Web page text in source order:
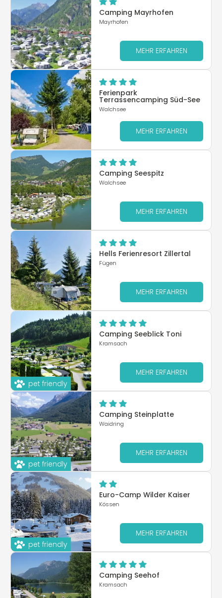
Camping Mayrhofen
Mayrhofen
MEHR ERFAHREN
Ferienpark
Terrassencamping Süd-See
Walchsee
MEHR ERFAHREN
Camping Seespitz
Walchsee
MEHR ERFAHREN
Hells Ferienresort Zillertal
Fügen
MEHR ERFAHREN
pet friendly
Camping Seeblick Toni
Kramsach
MEHR ERFAHREN
pet friendly
Camping Steinplatte
Waidring
MEHR ERFAHREN
pet friendly
Euro-Camp Wilder Kaiser
Kössen
MEHR ERFAHREN
Camping Seehof
Kramsach